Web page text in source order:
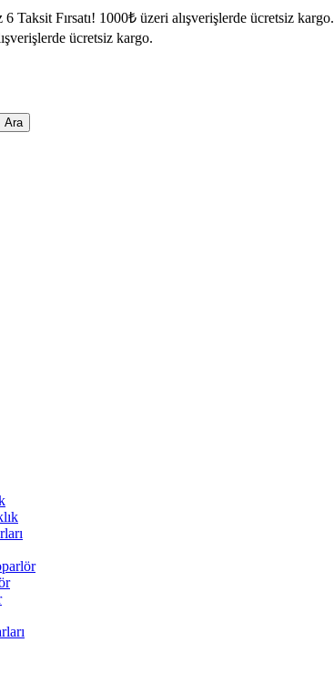
Taksit Fırsatı! 1000₺ üzeri alışverişlerde ücretsiz kargo.
ücretsiz kargo.
Ara